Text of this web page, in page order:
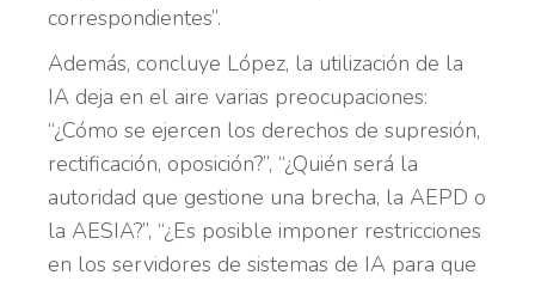
correspondientes”.
Además, concluye López, la utilización de la
IA deja en el aire varias preocupaciones:
“¿Cómo se ejercen los derechos de supresión,
rectificación, oposición?”, “¿Quién será la
autoridad que gestione una brecha, la AEPD o
la AESIA?”, “¿Es posible imponer restricciones
en los servidores de sistemas de IA para que